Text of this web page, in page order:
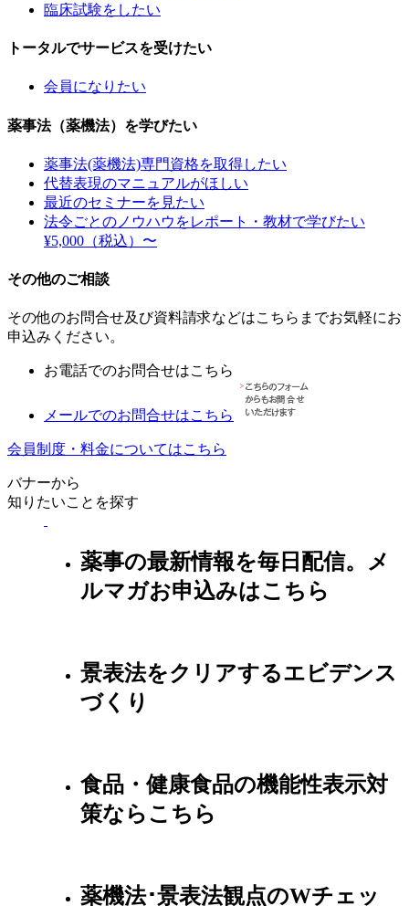
臨床試験をしたい
トータルでサービスを受けたい
会員になりたい
薬事法（薬機法）を学びたい
薬事法(薬機法)専門資格を取得したい
代替表現のマニュアルがほしい
最近のセミナーを見たい
法令ごとのノウハウをレポート・教材で学びたい
¥5,000（税込）〜
その他のご相談
その他のお問合せ及び資料請求などはこちらまでお気軽にお
申込みください。
お電話でのお問合せはこちら
メールでのお問合せはこちら
会員制度・料金についてはこちら
バナーから
知りたいことを探す
薬事の最新情報を毎日配信。メ
ルマガお申込みはこちら
景表法をクリアするエビデンス
づくり
食品・健康食品の機能性表示対
策ならこちら
薬機法･景表法観点のWチェッ